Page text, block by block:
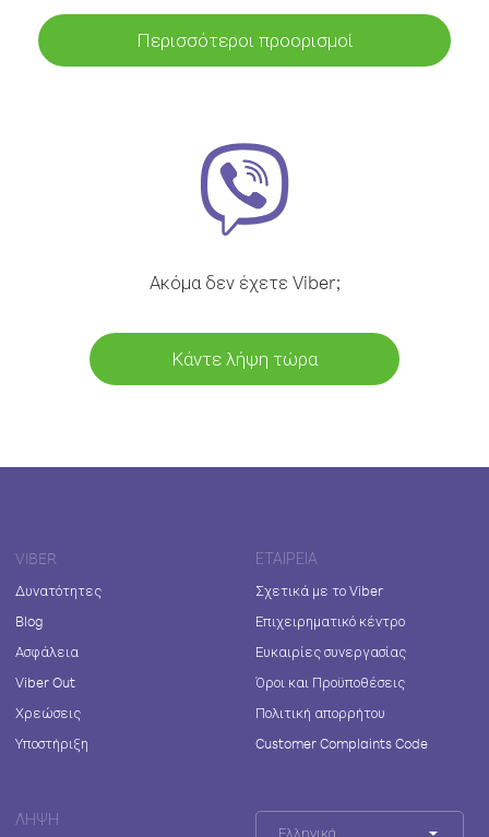
Περισσότεροι προορισμοί
Ακόμα δεν έχετε Viber;
Κάντε λήψη τώρα
VIBER
Δυνατότητες
Blog
Ασφάλεια
Viber Out
Χρεώσεις
Υποστήριξη
ΕΤΑΙΡΕΊΑ
Σχετικά με το Viber
Επιχειρηματικό κέντρο
Ευκαιρίες συνεργασίας
Όροι και Προϋποθέσεις
Πολιτική απορρήτου
Customer Complaints Code
ΛΉΨΗ
Ελληνικά